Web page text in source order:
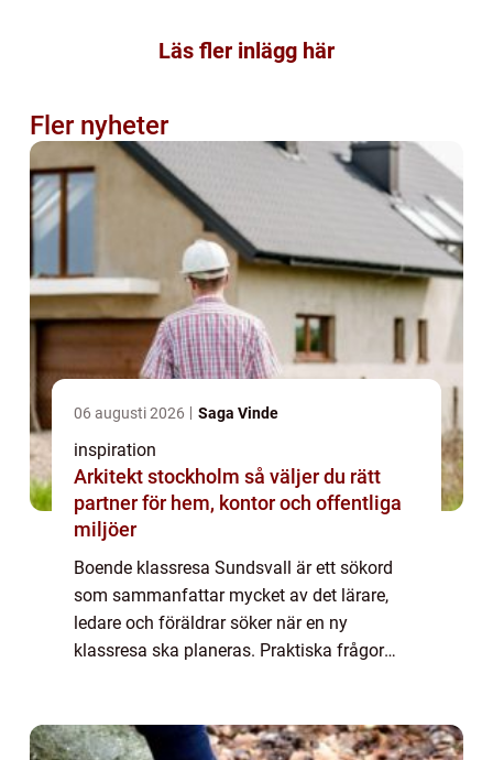
Läs fler inlägg här
Fler nyheter
06 augusti 2026 Saga Vinde
inspiration
Arkitekt stockholm så väljer du rätt
partner för hem, kontor och offentliga
miljöer
Boende klassresa Sundsvall är ett sökord
som sammanfattar mycket av det lärare,
ledare och föräldrar söker när en ny
klassresa ska planeras. Praktiska frågor